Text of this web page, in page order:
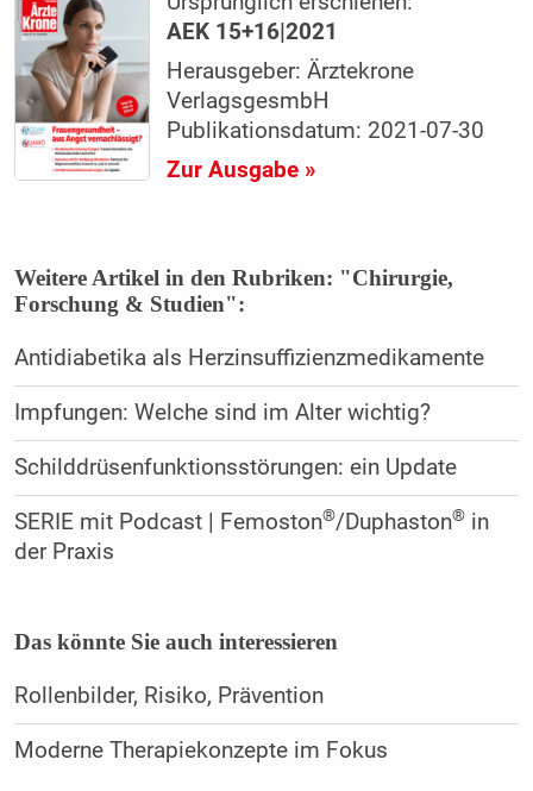
AEK 15+16|2021
Herausgeber: Ärztekrone
VerlagsgesmbH
Publikationsdatum: 2021-07-30
Zur Ausgabe »
Weitere Artikel in den Rubriken: "Chirurgie,
Forschung & Studien":
Antidiabetika als Herzinsuffizienzmedikamente
Impfungen: Welche sind im Alter wichtig?
Schilddrüsenfunktionsstörungen: ein Update
SERIE mit Podcast | Femoston®/Duphaston®in
der Praxis
Das könnte Sie auch interessieren
Rollenbilder, Risiko, Prävention
Moderne Therapiekonzepte im Fokus